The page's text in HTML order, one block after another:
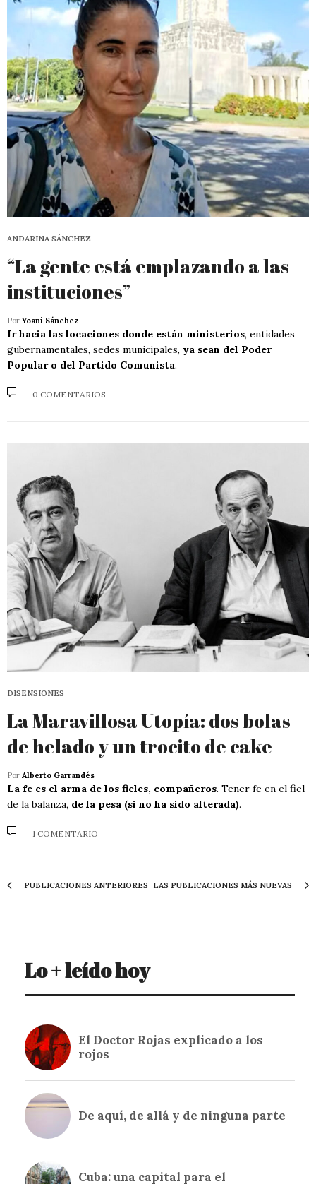
ANDARINA SÁNCHEZ
“La gente está emplazando a las
instituciones”
Por Yoani Sánchez
Ir hacia las locaciones donde están ministerios, entidades
gubernamentales, sedes municipales, ya sean del Poder
Popular o del Partido Comunista.
0 COMENTARIOS
DISENSIONES
La Maravillosa Utopía: dos bolas
de helado y un trocito de cake
Por Alberto Garrandés
La fe es el arma de los fieles, compañeros. Tener fe en el fiel
de la balanza, de la pesa (si no ha sido alterada).
1 COMENTARIO
PUBLICACIONES ANTERIORES LAS PUBLICACIONES MÁS NUEVAS
Lo + leído hoy